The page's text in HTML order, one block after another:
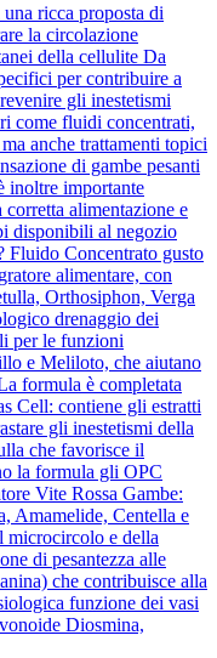
ricca proposta di
la circolazione
della cellulite Da
per contribuire a
gli inestetismi
come fluidi concentrati,
anche trattamenti topici
di gambe pesanti
inoltre importante
alimentazione e
disponibili al negozio
Fluido Concentrato gusto
alimentare, con
Orthosiphon, Verga
drenaggio dei
per le funzioni
e Meliloto, che aiutano
formula è completata
Cell: contiene gli estratti
gli inestetismi della
che favorisce il
la formula gli OPC
Vite Rossa Gambe:
Amamelide, Centella e
microcircolo e della
di pesantezza alle
che contribuisce alla
funzione dei vasi
Diosmina,